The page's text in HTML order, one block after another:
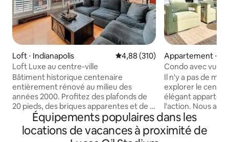
Loft ⋅ Indianapolis Évaluation moyenne sur la
4,88 (310)
Loft Luxe au centre-ville
Bâtiment historique centenaire
entièrement rénové au milieu des
années 2000. Profitez des plafonds de
20 pieds, des briques apparentes et de la
disposition moderne. Emplacement,
emplacement, emplacement, vous
pourrez marcher à peu près partout
Appartement ⋅
Condo avec vue
emplacement du
gratuit !
Il n'y a pas de
explorer le
élégant
l'action. Nous
sur place, mais
de votre voiture !
d'entrée et
Équipements populaires dans les
locations de vacances à proximité de